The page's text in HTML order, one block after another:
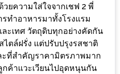
ยความใส่ใจจากเชฟ 2 พี่
ทำอาหารมาทั้งโรงแรม
ะเทศ วัตถุดิบทุกอย่างคัดกัน
ตล์ฝรั่ง แต่ปรับปรุงรสชาติ
ะที่สำคัญราคามิตรภาพมาก
ค้าแวะเวียนไปอุดหนุนกัน